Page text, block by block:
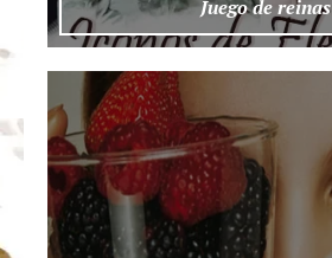
Juego de reinas